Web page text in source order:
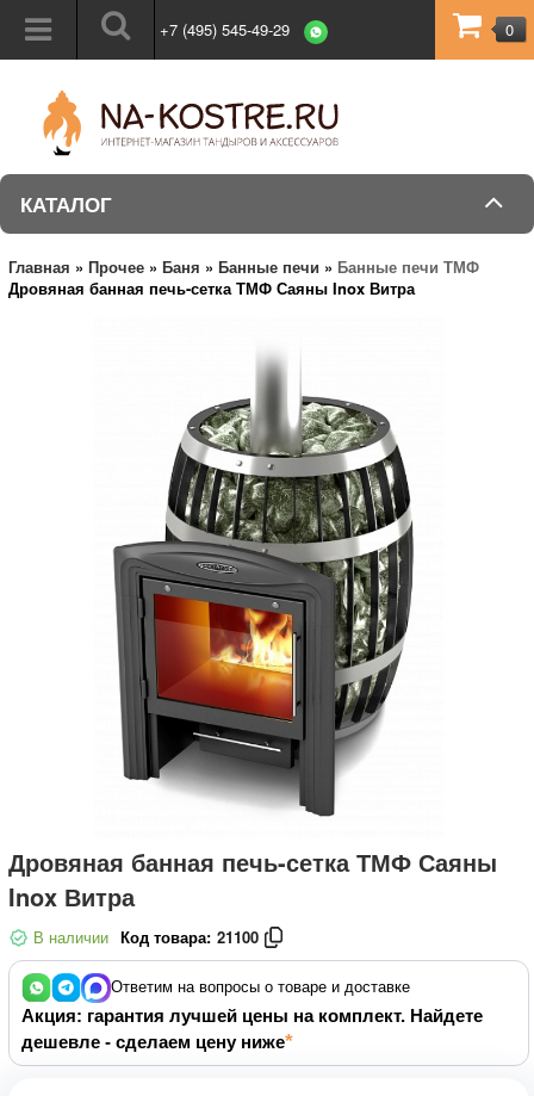
+7 (495) 545-49-29 0
КАТАЛОГ
Главная » Прочее » Баня » Банные печи » Банные печи ТМФ
Дровяная банная печь-сетка ТМФ Саяны Inox Витра
Дровяная банная печь-сетка ТМФ Саяны
Inox Витра
В наличии Код товара: 21100
Ответим на вопросы о товаре и доставке
Акция: гарантия лучшей цены на комплект. Найдете
дешевле - сделаем цену ниже